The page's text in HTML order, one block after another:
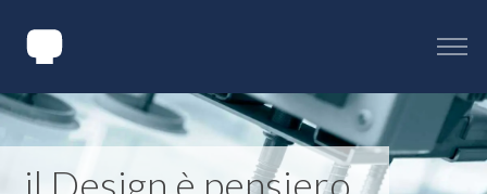
il Design è pensiero